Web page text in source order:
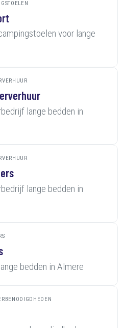
voor lange
lange bedden in
lange bedden in
bedden in Almere